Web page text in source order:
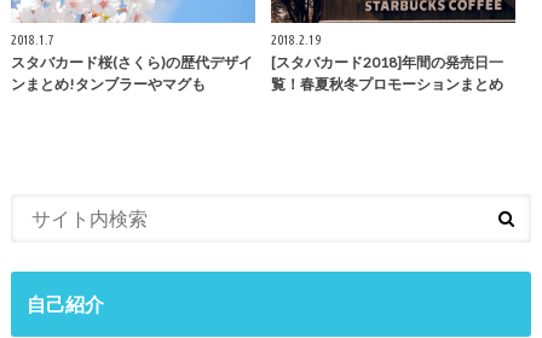
2018.1.7
スタバカード桜(さくら)の歴代デザイ
ンまとめ!タンブラーやマグも
2018.2.19
[スタバカード2018]年間の発売日一
覧！春夏秋冬プロモーションまとめ
自己紹介